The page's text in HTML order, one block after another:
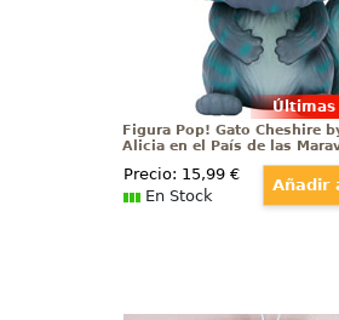
Últimas
Figura Pop! Gato Cheshire
Alicia en el País de las
Precio: 15,99€
En Stock